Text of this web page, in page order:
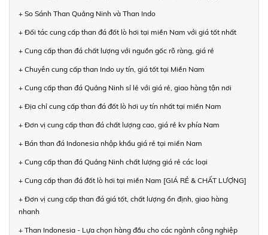
+ So Sánh Than Quảng Ninh và Than Indo
+ Đối tác cung cấp than đá đốt lò hơi tại miền Nam với giá tốt nhất
+ Cung cấp than đá chất lượng với nguồn gốc rõ ràng, giá rẻ
+ Chuyên cung cấp than Indo uy tín, giá tốt tại Miền Nam
+ Cung cấp than đá Quảng Ninh sỉ lẻ với giá rẻ, giao hàng tận nơi
+ Địa chỉ cung cấp than đá đốt lò hơi uy tín nhất tại miền Nam
+ Đơn vị cung cấp than đá chất lượng cao, giá rẻ kv phía Nam
+ Bán than đá Indonesia nhập khẩu giá rẻ tại miền Nam
+ Cung cấp than đá Quảng Ninh chất lượng giá rẻ các loại
+ Cung cấp than đá đốt lò hơi tại miền Nam [GIÁ RẺ & CHẤT LƯỢNG]
+ Đơn vị cung cấp than đá giá tốt, chất lượng ổn định, giao hàng
nhanh
+ Than Indonesia - Lựa chọn hàng đầu cho các ngành công nghiệp